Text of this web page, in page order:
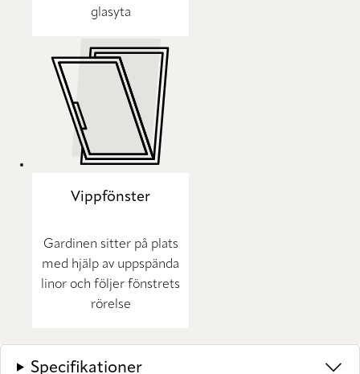
glasyta
Vippfönster
Gardinen sitter på plats
med hjälp av uppspända
linor och följer fönstrets
rörelse
Specifikationer